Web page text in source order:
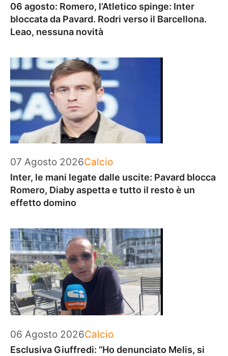
06 agosto: Romero, l’Atletico spinge: Inter
bloccata da Pavard. Rodri verso il Barcellona.
Leao, nessuna novità
07 Agosto 2026Categorie
Calcio
Inter, le mani legate dalle uscite: Pavard blocca
Romero, Diaby aspetta e tutto il resto è un
effetto domino
06 Agosto 2026Categorie
Calcio
Esclusiva Giuffredi: “Ho denunciato Melis, si